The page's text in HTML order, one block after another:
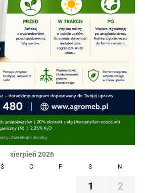
sierpień 2026
Ś C P S N
1
2